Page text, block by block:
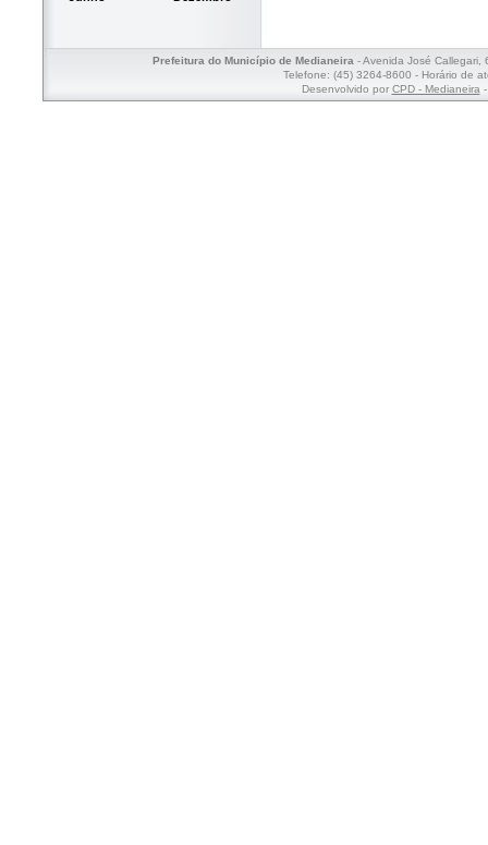
Prefeitura do Município de Medianeira- Avenida José Callegari,
Telefone: (45) 3264-8600 - Horário de
Desenvolvido por CPD - Medianeira-